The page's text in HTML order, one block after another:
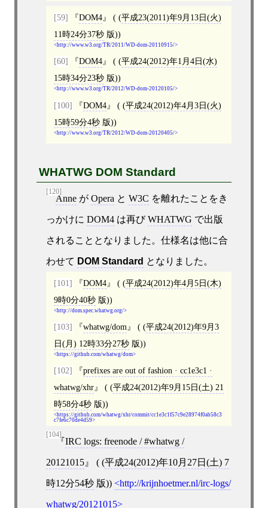
[59] DOM4 ( (平成23(2011)年9月13日(火)
11時24分37秒版))
http://www.w3.org/TR/2011/WD-dom-20110915/
[60] DOM4 ( (平成24(2012)年1月4日(水)
15時34分23秒版))
http://www.w3.org/TR/2012/WD-dom-20120105/
[100] DOM4 ( (平成24(2012)年4月3日(火)
15時59分4秒版))
http://www.w3.org/TR/2012/WD-dom-20120405/
WHATWG DOM Standard
[120]
Anneが Opera と W3C を離れたことをき
っかけに DOM4は再びWHATWG で出版
されることとなりました。仕様名は他に合
わせて DOM Standard となりました。
[101] DOM4 ( (平成24(2012)年4月5日(木)
9時0分40秒版))
http://dom.spec.whatwg.org/
[103] whatwg/dom ( (平成24(2012)年9月3
日(月) 12時33分27秒版))
https://github.com/whatwg/dom
[102]
prefixes are out of fashion · cc1e3c1 ·
whatwg/xhr
( (平成24(2012)年9月15日(土) 21
時58分4秒版))
https://github.com/whatwg/xhr/commit/cc1e3c1f57c9e28974f0ab58c3
c7fe6c70de4d59
[104]
IRC logs: freenode / #whatwg /
20121015 ( (平成24(2012)年10月27日(土) 7
時12分54秒版)) http://krijnhoetmer.nl/irc-logs/
whatwg/20121015